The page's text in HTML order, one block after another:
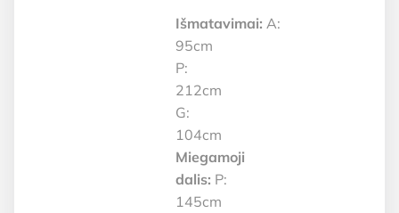
Išmatavimai: A:
95cm
P:
212cm
G:
104cm
Miegamoji
dalis: P:
145cm